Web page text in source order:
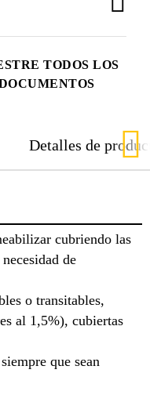
TODOS LOS
Detalles de
cubriendo las
de
o transitables,
al 1,5%), cubiertas
que sean